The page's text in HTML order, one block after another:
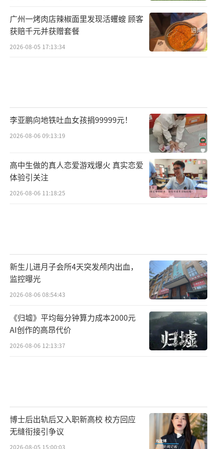
广州一烤肉店辣椒面里发现活蠼螋 顾客
获赔千元并获赠套餐
2026-08-05 17:13:34
李亚鹏向地铁吐血女孩捐99999元！
2026-08-06 09:13:19
高中生做的真人恋爱游戏爆火 真实恋爱
体验引关注
2026-08-06 11:18:25
新生儿进月子会所4天突发颅内出血，
监控曝光
2026-08-06 08:54:43
《归墟》平均每分钟算力成本2000元
AI创作的高昂代价
2026-08-06 12:13:37
博士后出轨后又入职新高校 校方回应
无缝衔接引争议
2026-08-05 15:00:03